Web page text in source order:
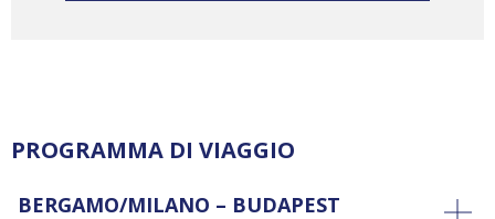
PROGRAMMA DI VIAGGIO
BERGAMO/MILANO – BUDAPEST